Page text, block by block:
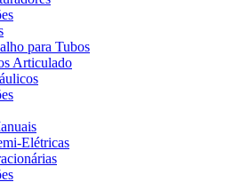
para Tubos
Articulado
Elétricas